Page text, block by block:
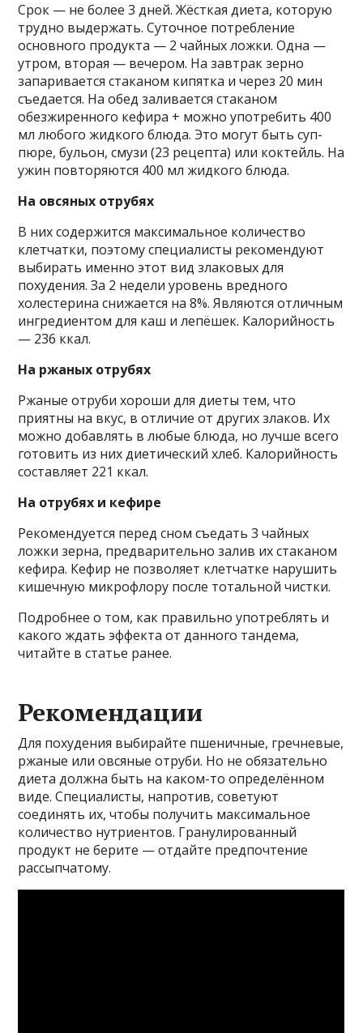
Срок — не более 3 дней. Жёсткая диета, которую
трудно выдержать. Суточное потребление
основного продукта — 2 чайных ложки. Одна —
утром, вторая — вечером. На завтрак зерно
запаривается стаканом кипятка и через 20 мин
съедается. На обед заливается стаканом
обезжиренного кефира + можно употребить 400
мл любого жидкого блюда. Это могут быть суп-
пюре, бульон, смузи (23 рецепта) или коктейль. На
ужин повторяются 400 мл жидкого блюда.
На овсяных отрубях
В них содержится максимальное количество
клетчатки, поэтому специалисты рекомендуют
выбирать именно этот вид злаковых для
похудения. За 2 недели уровень вредного
холестерина снижается на 8%. Являются отличным
ингредиентом для каш и лепёшек. Калорийность
— 236 ккал.
На ржаных отрубях
Ржаные отруби хороши для диеты тем, что
приятны на вкус, в отличие от других злаков. Их
можно добавлять в любые блюда, но лучше всего
готовить из них диетический хлеб. Калорийность
составляет 221 ккал.
На отрубях и кефире
Рекомендуется перед сном съедать 3 чайных
ложки зерна, предварительно залив их стаканом
кефира. Кефир не позволяет клетчатке нарушить
кишечную микрофлору после тотальной чистки.
Подробнее о том, как правильно употреблять и
какого ждать эффекта от данного тандема,
читайте в статье ранее.
Рекомендации
Для похудения выбирайте пшеничные, гречневые,
ржаные или овсяные отруби. Но не обязательно
диета должна быть на каком-то определённом
виде. Специалисты, напротив, советуют
соединять их, чтобы получить максимальное
количество нутриентов. Гранулированный
продукт не берите — отдайте предпочтение
рассыпчатому.